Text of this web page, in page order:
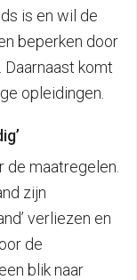
is en wil de
beperken door
komt
opleidingen.
de maatregelen.
zijn
verliezen en
de
blik naar